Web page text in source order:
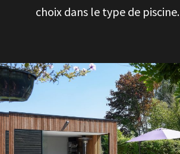
choix dans le type de piscine.